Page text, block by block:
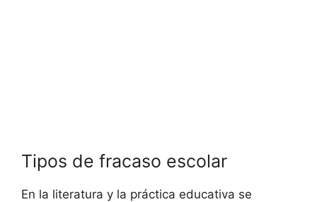
Tipos de fracaso escolar
En la literatura y la práctica educativa se